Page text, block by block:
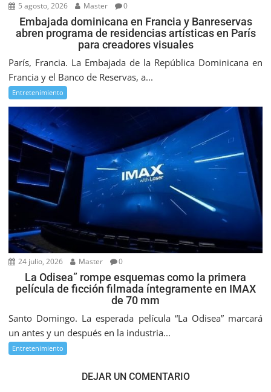
5 agosto, 2026 Master 0
Embajada dominicana en Francia y Banreservas
abren programa de residencias artísticas en París
para creadores visuales
París, Francia. La Embajada de la República Dominicana en
Francia y el Banco de Reservas, a...
Entretenimiento
24 julio, 2026 Master 0
La Odisea” rompe esquemas como la primera
película de ficción filmada íntegramente en IMAX
de 70 mm
Santo Domingo. La esperada película “La Odisea” marcará
un antes y un después en la industria...
Entretenimiento
DEJAR UN COMENTARIO